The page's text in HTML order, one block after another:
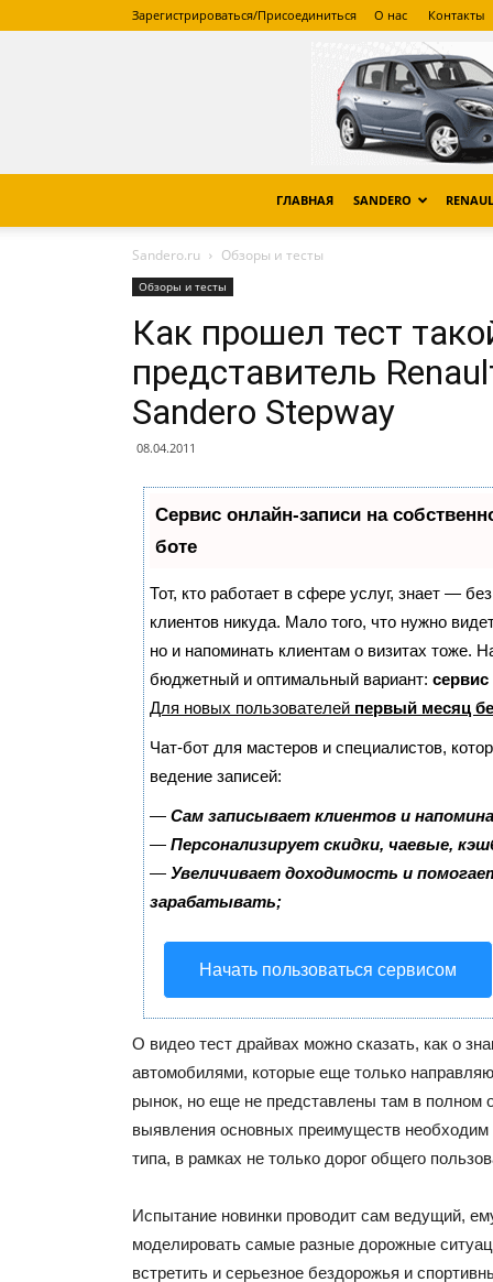
Зарегистрироваться/Присоединиться О нас Контакты
ГЛАВНАЯ SANDERO
Sandero.ru Обзоры и тесты
Обзоры и тесты
Как прошел тест
представитель
Sandero Stepway
08.04.2011
Сервис онлайн-записи на
боте
Тот, кто работает в сфере услуг, знает —
клиентов никуда. Мало того, что нужно
но и напоминать клиентам о визитах тоже.
бюджетный и оптимальный вариант:
Для новых пользователей первый месяц
Чат-бот для мастеров и специалистов,
ведение записей:
— Сам записывает клиентов и
— Персонализирует скидки, чаевые,
— Увеличивает доходимость и
зарабатывать;
Начать пользоваться сервисом
О видео тест драйвах можно сказать, как о
автомобилями, которые еще только
рынок, но еще не представлены там в полном
выявления основных преимуществ необходим
типа, в рамках не только дорог общего
Испытание новинки проводит сам ведущий,
моделировать самые разные дорожные
встретить и серьезное бездорожья и